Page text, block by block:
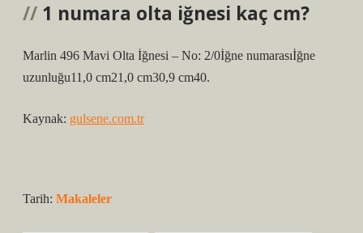
1 numara olta iğnesi kaç cm?
Marlin 496 Mavi Olta İğnesi – No: 2/0İğne numarasıİğne
uzunluğu11,0 cm21,0 cm30,9 cm40.
Kaynak: gulsene.com.tr
Tarih: Makaleler